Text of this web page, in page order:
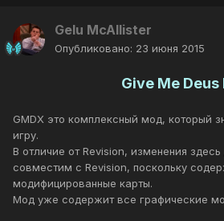
Gelu McAllister
Опубликовано: 23 июня 2015
Give Me Deus
GMDX это комплексный мод, который
игру.
В отличие от Revision, изменения
совместим с Revision, поскольку
модифицированные карты.
Мод уже содержит все графические